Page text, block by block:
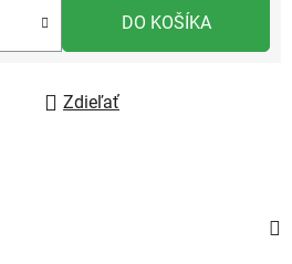
DO KOŠÍKA
Zdieľať